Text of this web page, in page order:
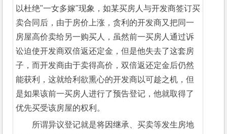
以杜绝"一女多嫁"现象，如某买房人与开发商签订买
卖合同后，由于房价上涨，贪利的开发商又把同一
房屋高价卖给另一购买人，虽然前一买房人通过诉
讼迫使开发商双倍返还定金，但是他失去了这套房
子，而开发商由于卖得高价，双倍返还定金后仍然
能获利，这就给利欲熏心的开发商以可趁之机，但
是如果该前一买房人进行了预告登记，他就取得了
优先买受该房屋的权利。
所谓异议登记就是将因继承、买卖等发生房地